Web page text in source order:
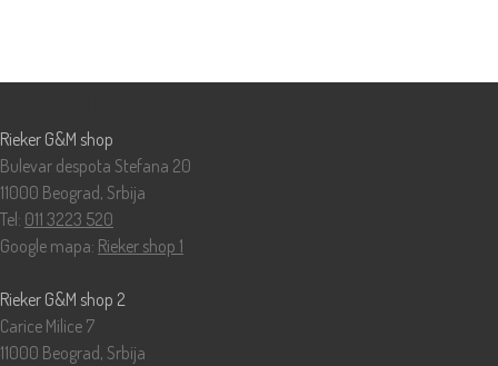
Rieker G&M shop
Bulevar despota Stefana 20
11000 Beograd, Srbija
Tel: 011 3223 520
Google mapa: Rieker shop 1
Rieker G&M shop 2
Carice Milice 7
11000 Beograd, Srbija